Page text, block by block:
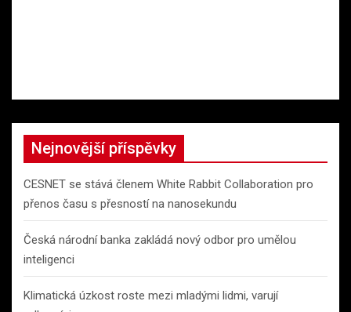
Nejnovější příspěvky
CESNET se stává členem White Rabbit Collaboration pro
přenos času s přesností na nanosekundu
Česká národní banka zakládá nový odbor pro umělou
inteligenci
Klimatická úzkost roste mezi mladými lidmi, varují